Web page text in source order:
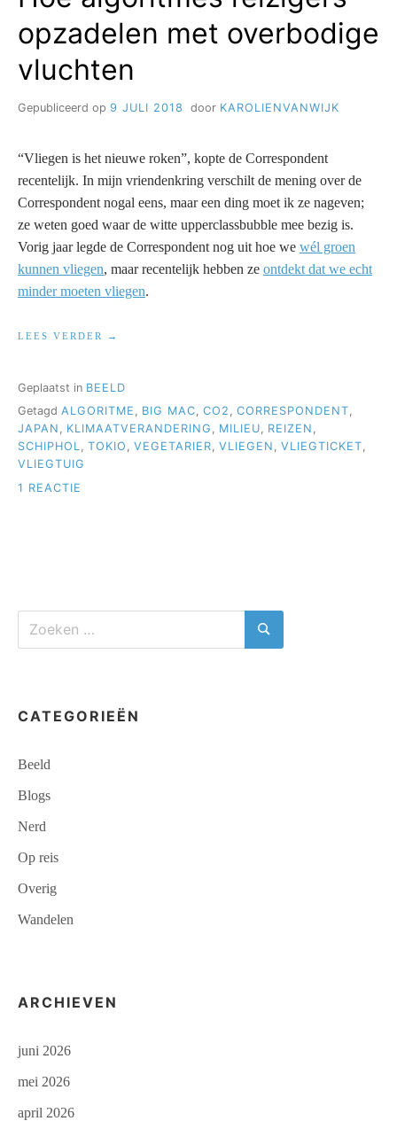
opzadelen met overbodige
vluchten
Gepubliceerd op 9 JULI 2018 door KAROLIENVANWIJK
“Vliegen is het nieuwe roken”, kopte de Correspondent
recentelijk. In mijn vriendenkring verschilt de mening over de
Correspondent nogal eens, maar een ding moet ik ze nageven;
ze weten goed waar de witte upperclassbubble mee bezig is.
Vorig jaar legde de Correspondent nog uit hoe we wél groen
kunnen vliegen, maar recentelijk hebben ze ontdekt dat we echt
minder moeten vliegen.
LEES VERDER
“HOE
MET
OVERBODIGE
VLUCHTEN”
Geplaatst in BEELD
Getagd ALGORITME , BIG MAC, CO2 , CORRESPONDENT,
JAPAN , KLIMAATVERANDERING , MILIEU, REIZEN ,
SCHIPHOL, TOKIO , VEGETARIER, VLIEGEN , VLIEGTICKET,
VLIEGTUIG
1 REACTIE
VLUCHTEN
Zoeken
Zoeken
CATEGORIEËN
Beeld
Blogs
Nerd
Op reis
Overig
Wandelen
ARCHIEVEN
juni 2026
mei 2026
april 2026